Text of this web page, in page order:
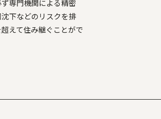
専門機関による精密
下などのリスクを排
えて住み継ぐことがで